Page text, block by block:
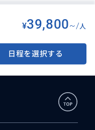
¥39,800~/ 人
日程を選択する
上参加10%off】グランドキャ
8時間コース アレンジ可能